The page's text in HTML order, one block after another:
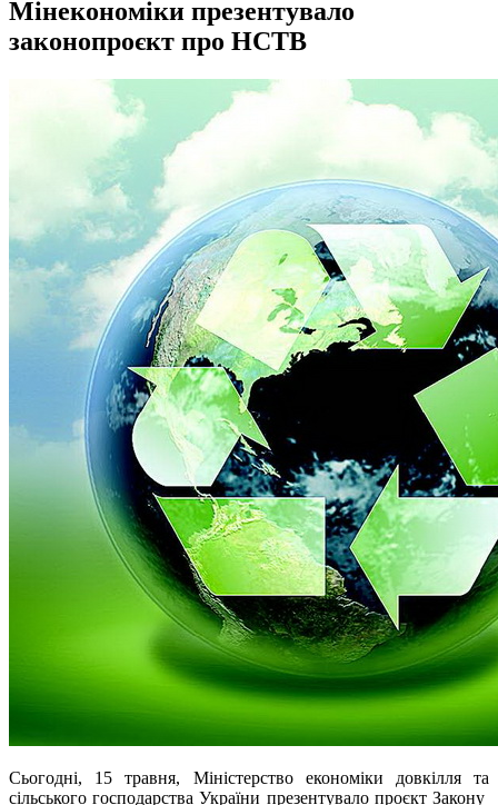
Мінекономіки презентувало
законопроєкт про НСТВ
Сьогодні, 15 травня, Міністерство економіки довкілля та
сільського господарства України презентувало проєкт Закону